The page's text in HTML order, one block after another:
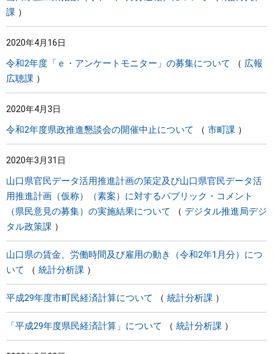
課
2020年4月16日
令和2年度「ｅ・アンケートモニター」の募集について
広報
広聴課
2020年4月3日
令和2年度県政推進懇談会の開催中止について 市町課
2020年3月31日
山口県官民データ活用推進計画の策定及び山口県官民データ活
用推進計画（仮称）（素案）に対するパブリック・コメント
（県民意見の募集）の実施結果について
デジタル推進局デジ
タル政策課
山口県の賃金、労働時間及び雇用の動き（令和2年1月分）につ
いて
統計分析課
平成29年度市町民経済計算について 統計分析課
「平成29年度県民経済計算」について 統計分析課